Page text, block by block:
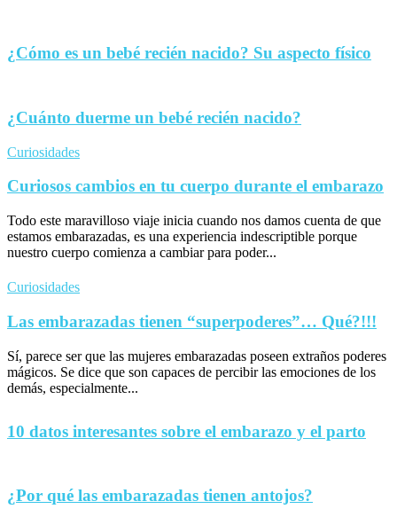
¿Cómo es un bebé recién nacido? Su aspecto físico
¿Cuánto duerme un bebé recién nacido?
Curiosidades
Curiosos cambios en tu cuerpo durante el embarazo
Todo este maravilloso viaje inicia cuando nos damos cuenta de que
estamos embarazadas, es una experiencia indescriptible porque
nuestro cuerpo comienza a cambiar para poder...
Curiosidades
Las embarazadas tienen “superpoderes”… Qué?!!!
Sí, parece ser que las mujeres embarazadas poseen extraños poderes
mágicos. Se dice que son capaces de percibir las emociones de los
demás, especialmente...
10 datos interesantes sobre el embarazo y el parto
¿Por qué las embarazadas tienen antojos?